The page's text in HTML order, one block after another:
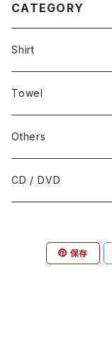
CATEGORY
Shirt
T-shirt
Long sleeve
hoodie
Towel
Others
CD / DVD
保存